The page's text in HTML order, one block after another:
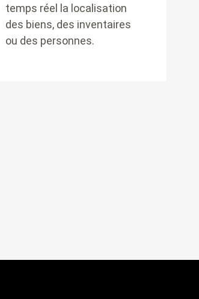
temps réel la localisation
des biens, des inventaires
ou des personnes.